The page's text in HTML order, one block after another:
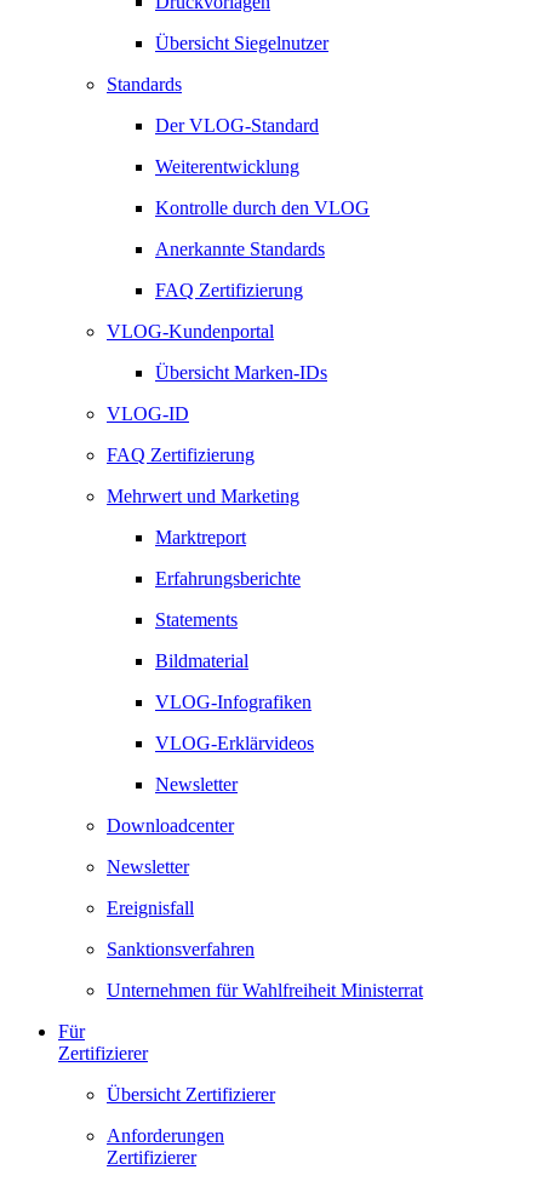
Übersicht Siegelnutzer
Standards
Der VLOG-Standard
Weiterentwicklung
Kontrolle durch den VLOG
Anerkannte Standards
FAQ Zertifizierung
VLOG-Kundenportal
Übersicht Marken-IDs
VLOG-ID
FAQ Zertifizierung
Mehrwert und Marketing
Marktreport
Erfahrungsberichte
Statements
Bildmaterial
VLOG-Infografiken
VLOG-Erklärvideos
Newsletter
Downloadcenter
Newsletter
Ereignisfall
Sanktionsverfahren
Unternehmen für Wahlfreiheit Ministerrat
Für
Zertifizierer
Übersicht Zertifizierer
Anforderungen
Zertifizierer